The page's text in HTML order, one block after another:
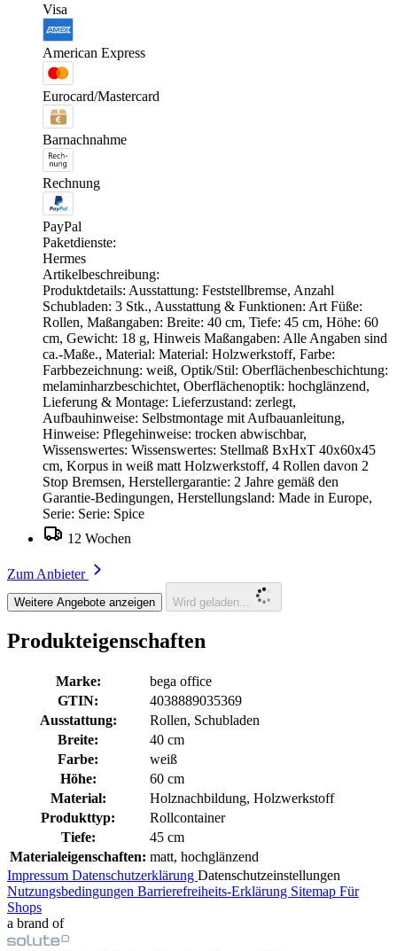
Visa
American Express
Eurocard/Mastercard
Barnachnahme
Rechnung
PayPal
Paketdienste:
Hermes
Artikelbeschreibung:
Produktdetails: Ausstattung: Feststellbremse, Anzahl
Schubladen: 3 Stk., Ausstattung & Funktionen: Art Füße:
Rollen, Maßangaben: Breite: 40 cm, Tiefe: 45 cm, Höhe: 60
cm, Gewicht: 18 g, Hinweis Maßangaben: Alle Angaben sind
ca.-Maße., Material: Material: Holzwerkstoff, Farbe:
Farbbezeichnung: weiß, Optik/Stil: Oberflächenbeschichtung:
melaminharzbeschichtet, Oberflächenoptik: hochglänzend,
Lieferung & Montage: Lieferzustand: zerlegt,
Aufbauhinweise: Selbstmontage mit Aufbauanleitung,
Hinweise: Pflegehinweise: trocken abwischbar,
Wissenswertes: Wissenswertes: Stellmaß BxHxT 40x60x45
cm, Korpus in weiß matt Holzwerkstoff, 4 Rollen davon 2
Stop Bremsen, Herstellergarantie: 2 Jahre gemäß den
Garantie-Bedingungen, Herstellungsland: Made in Europe,
Serie: Serie: Spice
12 Wochen
Zum Anbieter
Weitere Angebote anzeigen Wird geladen...
Produkteigenschaften
Marke:
bega office
GTIN:
4038889035369
Ausstattung:
Rollen, Schubladen
Breite:
40 cm
Farbe:
weiß
Höhe:
60 cm
Material:
Holznachbildung, Holzwerkstoff
Produkttyp:
Rollcontainer
Tiefe:
45 cm
Materialeigenschaften: matt, hochglänzend
Impressum Datenschutzerklärung Datenschutzeinstellungen
Nutzungsbedingungen Barrierefreiheits-Erklärung Sitemap Für
Shops
a brand of